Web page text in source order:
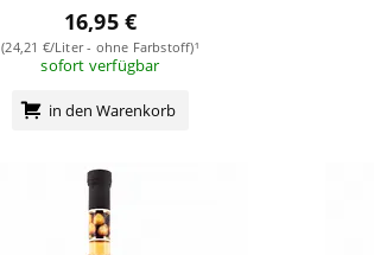
16,95 €
(24,21 €/Liter - ohne Farbstoff)¹
sofort verfügbar
in den Warenkorb